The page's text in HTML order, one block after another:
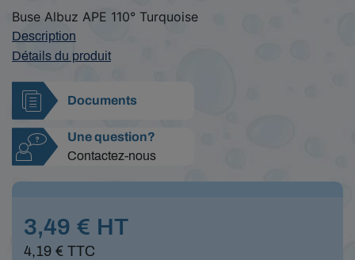
Buse Albuz APE 110° Turquoise
Description
Détails du produit
Documents
Une question?
Contactez-nous
3,49 € HT
4,19 € TTC